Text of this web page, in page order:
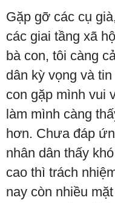
Gặp gỡ các cụ
các giai tầng xã
bà con, tôi càng
dân kỳ vọng và
con gặp mình vui
làm mình càng
hơn. Chưa đáp
nhân dân thấy
cao thì trách
nay còn nhiều